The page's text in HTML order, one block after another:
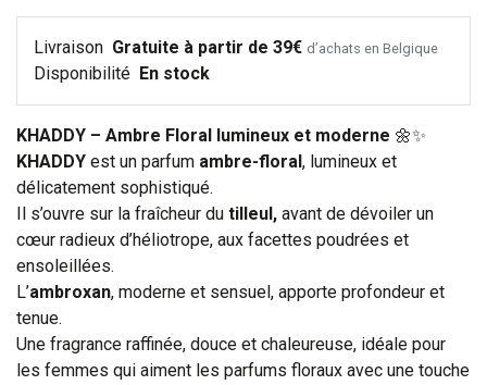
Livraison Gratuite à partir de 39€ d’achats en Belgique
Disponibilité En stock
KHADDY – Ambre Floral lumineux et moderne 🌼✨
KHADDY est un parfum ambre-floral , lumineux et
délicatement sophistiqué.
Il s’ouvre sur la fraîcheur du tilleul, avant de dévoiler un
cœur radieux d’héliotrope, aux facettes poudrées et
ensoleillées.
L’ambroxan, moderne et sensuel, apporte profondeur et
tenue.
Une fragrance raffinée, douce et chaleureuse, idéale pour
les femmes qui aiment les parfums floraux avec une touche